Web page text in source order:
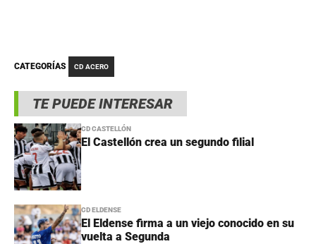
TE PUEDE INTERESAR
CD CASTELLÓN
El Castellón crea un segundo filial
CD ELDENSE
El Eldense firma a un viejo conocido en su
vuelta a Segunda
CATEGORÍAS CD ACERO